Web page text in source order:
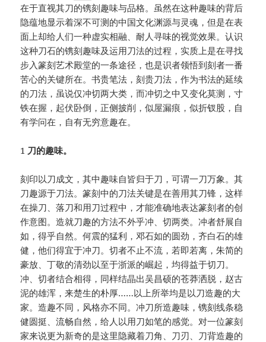
在于直视其刀的镌刻趣味与品格。虽然在这种趣味的背后
隐蕴地显示着深不可测的中国文化渊源与灵魂，但是在表
面上却给人们一种虚实相融、耐人寻味的视觉效果。认识
这种刀石的镌刻趣味及运用刀法的过程，实质上是在寻找
步入篆刻艺术殿堂的一条途径，也是识者领悟到刻者一番
苦心的关键所在。书贵笔法，刻贵刀法，作为书法的延续
的刀法，虽说仅冲切两大类，而冲切之中又变化莫测，寸
铁在握，起伏卧倒，正侧披削，似屋漏痕，似折钗股，自
有学问在，自有无穷意趣在。
1 刀的趣味。
刻印以刀成文，其中趣味自皆归于刀，可谓一刀万象。其
刀趣源于刀法。篆刻中的刀法关键是在善用其刀锋，这样
在操刀、落刀和用刀过程中，才能准确地表达篆刻者的创
作意图。造就刀趣的方法不外乎冲、切两类。冲者舒展自
如，得乎自然。何震的猛利，邓石如的圆劲，齐白石的雄
健，他们得宜于冲刀。切者不止不流，若即若离，朱简的
豪放、丁敬的清劲以至于浙派的崛起，均得益于切刀。
冲、切者结合相得，同样结晶出吴昌硕的苍莽洒脱，赵古
泥的雄浑，来楚生的朴厚……以上所举均是以刀造趣的大
家。造趣不同，风格亦不同。冲刀所造趣味，镌刻线条稳
健圆挺、流畅自然，给人以用刀如笔的感觉。对一位篆刻
家来说更为新奇的是这里隐藏着刀角、刀刃、刀背造趣的